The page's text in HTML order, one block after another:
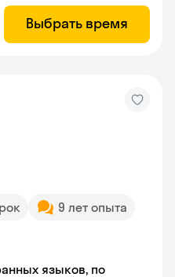
Выбрать время
9 лет опыта
языков, по